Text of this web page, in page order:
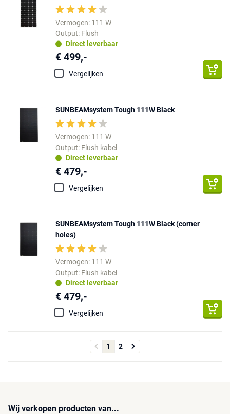
Vermogen: 111 W
Output: Flush
Direct leverbaar
€ 499,-
Vergelijken
SUNBEAMsystem Tough 111W Black
Vermogen: 111 W
Output: Flush kabel
Direct leverbaar
€ 479,-
Vergelijken
SUNBEAMsystem Tough 111W Black (corner
holes)
Vermogen: 111 W
Output: Flush kabel
Direct leverbaar
€ 479,-
Vergelijken
1 2
Wij verkopen producten van...